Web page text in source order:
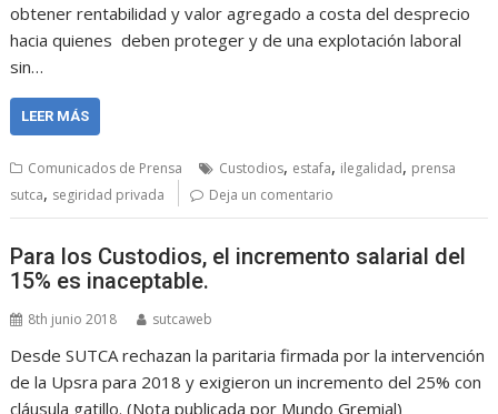
obtener rentabilidad y valor agregado a costa del desprecio
hacia quienes deben proteger y de una explotación laboral
sin…
LEER MÁS
Comunicados de Prensa Custodios, estafa, ilegalidad, prensa
sutca, segiridad privada Deja un comentario
Para los Custodios, el incremento salarial del
15% es inaceptable.
8th junio 2018 sutcaweb
Desde SUTCA rechazan la paritaria firmada por la intervención
de la Upsra para 2018 y exigieron un incremento del 25% con
cláusula gatillo. (Nota publicada por Mundo Gremial)